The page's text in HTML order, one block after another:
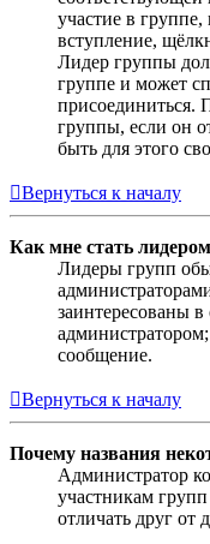
участие в
вступление,
Лидер группы
группе и может
присоединиться.
группы, если он
быть для этого
Вернуться к началу
Как мне стать
Лидеры групп
заинтересованы
сообщение.
Вернуться к началу
Почему названия
Администратор
участникам
отличать друг от